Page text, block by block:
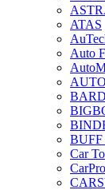
ATAS
Auto
BUFF
Car
CarPro